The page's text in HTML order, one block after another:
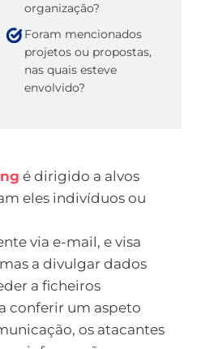
organização?
Foram mencionados
projetos ou propostas,
nas quais esteve
envolvido?
é dirigido a alvos
eles indivíduos ou
via e-mail, e visa
a divulgar dados
a ficheiros
conferir um aspeto
os atacantes